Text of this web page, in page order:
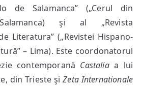
de Salamanca” („Cerul din
şi al „Revista
Literatura” („Revistei Hispano-
– Lima). Este coordonatorul
contemporană Castaliaa lui
din Trieste şiZeta Internationale